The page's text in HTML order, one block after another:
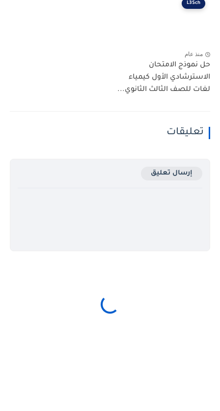
L3Sch
منذ عام
حل نموذج الامتحان
الاسترشادي الأول كيمياء
لغات للصف الثالث الثانوي...
تعليقات
إرسال تعليق